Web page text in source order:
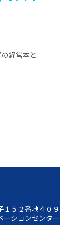
経営本と
１５２番地４０９
ーションセンター